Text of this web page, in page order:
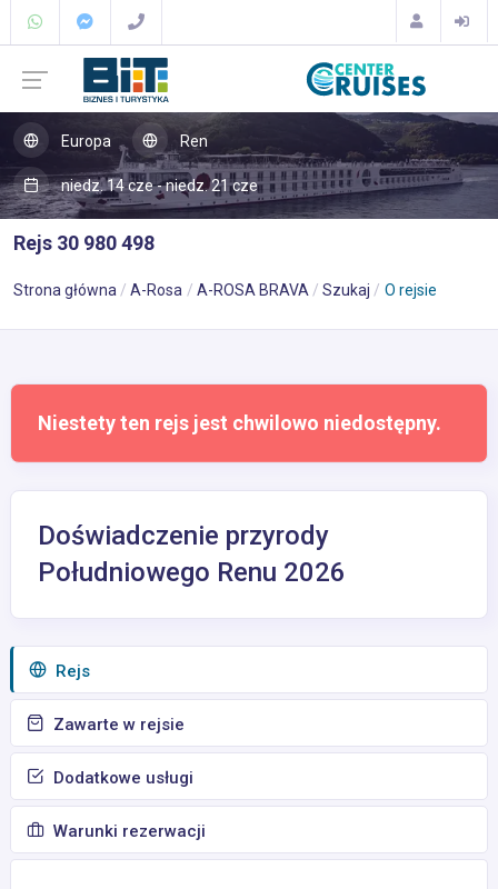
Europa Ren
niedz. 14 cze - niedz. 21 cze
Rejs 30 980 498
Strona główna A-Rosa A-ROSA BRAVA Szukaj O rejsie
Niestety ten rejs jest chwilowo niedostępny.
Doświadczenie przyrody
Południowego Renu 2026
Rejs
Zawarte w rejsie
Dodatkowe usługi
Warunki rezerwacji